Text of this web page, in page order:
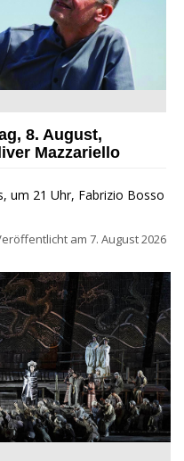
zu Gast beim Garda
8. August,
Mazzariello
um 21 Uhr, Fabrizio Bosso
am 7. August 2026
Ennevi für Fondazione